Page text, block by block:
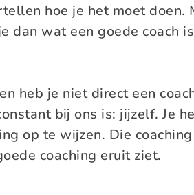
hoe je het moet doen.
dan wat een goede coach
heb je niet direct een
bij ons is: jijzelf. Je
op te wijzen. Die
coaching eruit ziet.